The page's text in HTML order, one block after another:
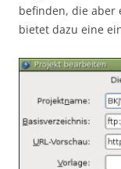
befinden, die aber
bietet dazu eine